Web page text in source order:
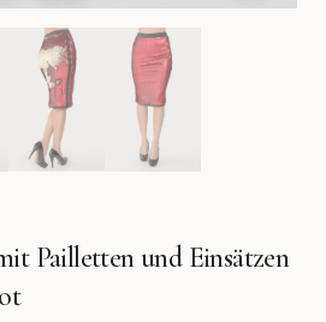
Pailletten und Einsätzen